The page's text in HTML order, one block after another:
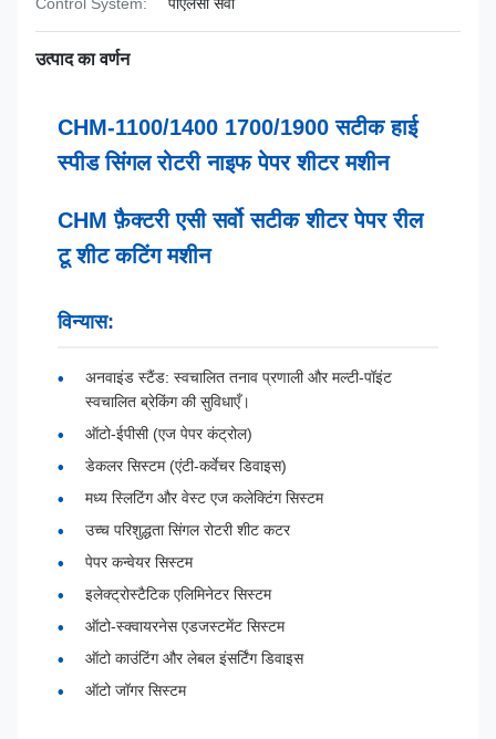
उत्पाद का वर्णन
CHM-1100/1400 1700/1900 सटीक हाई
स्पीड सिंगल रोटरी नाइफ पेपर शीटर मशीन
CHM फ़ैक्टरी एसी सर्वो सटीक शीटर पेपर रील
टू शीट कटिंग मशीन
विन्यास:
अनवाइंड स्टैंड: स्वचालित तनाव प्रणाली और मल्टी-पॉइंट
स्वचालित ब्रेकिंग की सुविधाएँ।
ऑटो-ईपीसी (एज पेपर कंट्रोल)
डेकलर सिस्टम (एंटी-कर्वेचर डिवाइस)
मध्य स्लिटिंग और वेस्ट एज कलेक्टिंग सिस्टम
उच्च परिशुद्धता सिंगल रोटरी शीट कटर
पेपर कन्वेयर सिस्टम
इलेक्ट्रोस्टैटिक एलिमिनेटर सिस्टम
ऑटो-स्क्वायरनेस एडजस्टमेंट सिस्टम
ऑटो काउंटिंग और लेबल इंसर्टिंग डिवाइस
ऑटो जॉगर सिस्टम